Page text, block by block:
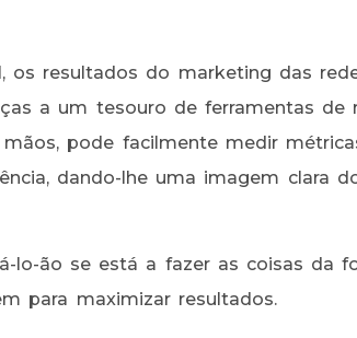
os resultados do marketing das
a um tesouro de ferramentas de
pode facilmente medir
dando-lhe uma imagem clara
lo-ão se está a fazer as coisas da
para maximizar resultados.